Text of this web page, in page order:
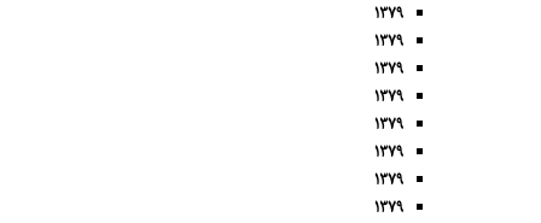
۱۳۷۹
۱۳۷۹
۱۳۷۹
۱۳۷۹
۱۳۷۹
۱۳۷۹
۱۳۷۹
۱۳۷۹